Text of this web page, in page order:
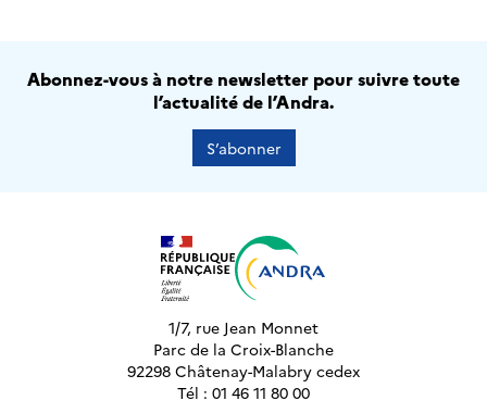
Abonnez-vous à notre newsletter pour suivre toute
l’actualité de l’Andra.
S’abonner
1/7, rue Jean Monnet
Parc de la Croix-Blanche
92298 Châtenay-Malabry cedex
Tél : 01 46 11 80 00